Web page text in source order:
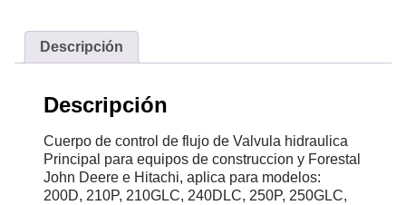
Descripción
Descripción
Cuerpo de control de flujo de Valvula hidraulica
Principal para equipos de construccion y Forestal
John Deere e Hitachi, aplica para modelos:
200D, 210P, 210GLC, 240DLC, 250P, 250GLC,